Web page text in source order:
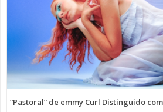
“Pastoral” de emmy Curl Distinguido